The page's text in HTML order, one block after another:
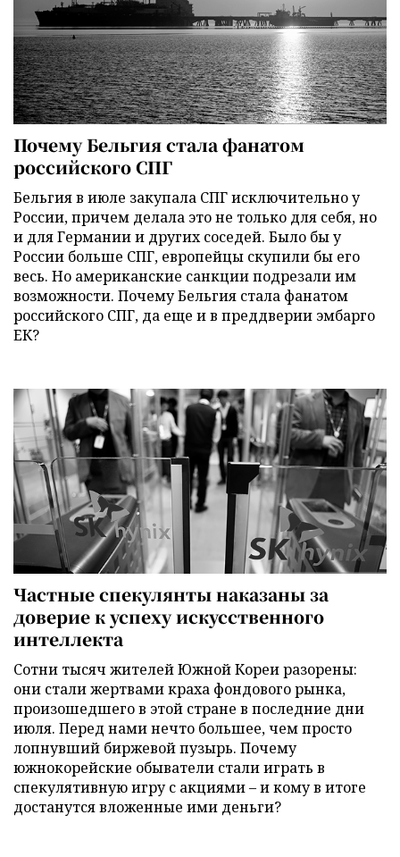
Почему Бельгия стала фанатом
российского СПГ
Бельгия в июле закупала СПГ исключительно у
России, причем делала это не только для себя, но
и для Германии и других соседей. Было бы у
России больше СПГ, европейцы скупили бы его
весь. Но американские санкции подрезали им
возможности. Почему Бельгия стала фанатом
российского СПГ, да еще и в преддверии эмбарго
ЕК?
Частные спекулянты наказаны за
доверие к успеху искусственного
интеллекта
Сотни тысяч жителей Южной Кореи разорены:
они стали жертвами краха фондового рынка,
произошедшего в этой стране в последние дни
июля. Перед нами нечто большее, чем просто
лопнувший биржевой пузырь. Почему
южнокорейские обыватели стали играть в
спекулятивную игру с акциями – и кому в итоге
достанутся вложенные ими деньги?